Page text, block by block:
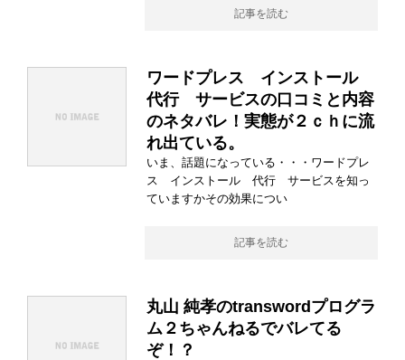
記事を読む
ワードプレス インストール
代行 サービスの口コミと内容
のネタバレ！実態が２ｃｈに流
れ出ている。
いま、話題になっている・・・ワードプレ
ス インストール 代行 サービスを知っ
ていますかその効果につい
記事を読む
丸山 純孝のtranswordプログラ
ム２ちゃんねるでバレてる
ぞ！？